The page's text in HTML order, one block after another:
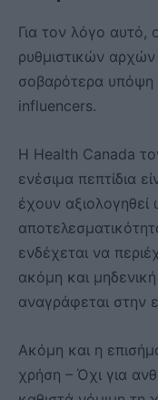
Για τον λόγο αυτό,
ρυθμιστικών
σοβαρότερα υπόψη
influencers.
Η Health Canada
ενέσιμα πεπτίδια
έχουν
ενδέχεται να
ακόμη και
αναγράφεται στην
Ακόμη και η
χρήση – Όχι για